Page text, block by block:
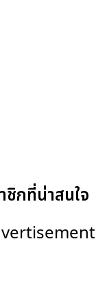
ชิกที่น่าสนใจ